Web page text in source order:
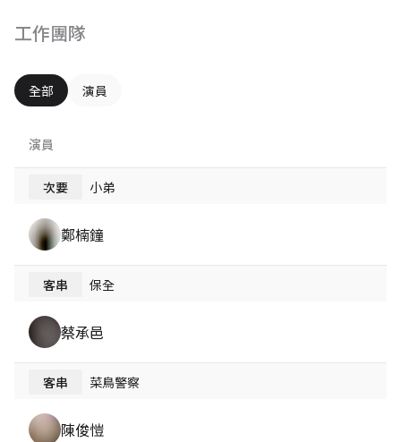
工作團隊
全部 演員
演員
次要 小弟
鄭楠鐘
客串 保全
蔡承邑
客串 菜鳥警察
陳俊愷